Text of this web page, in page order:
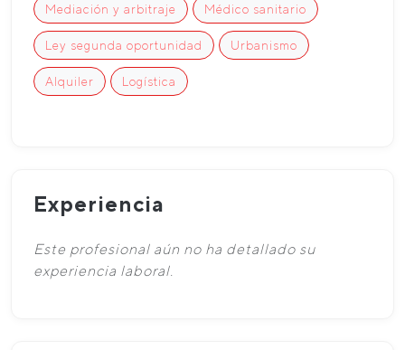
Mediación y arbitraje Médico sanitario
Ley segunda oportunidad Urbanismo
Alquiler Logística
Experiencia
Este profesional aún no ha detallado su
experiencia laboral.